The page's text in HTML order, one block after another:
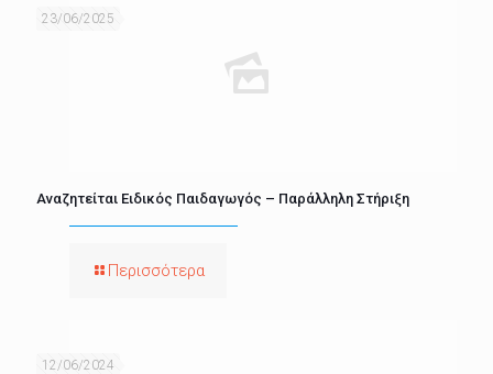
23/06/2025
Αναζητείται Ειδικός Παιδαγωγός – Παράλληλη Στήριξη
Περισσότερα
12/06/2024